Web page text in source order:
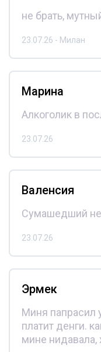
не брать,
23.07.26 - Милан
Марина
Алкоголик в
23.07.26
Валенсия
Сумашедший
23.07.26
Эрмек
Миня папрасил
платит денги.
мине нидавала,